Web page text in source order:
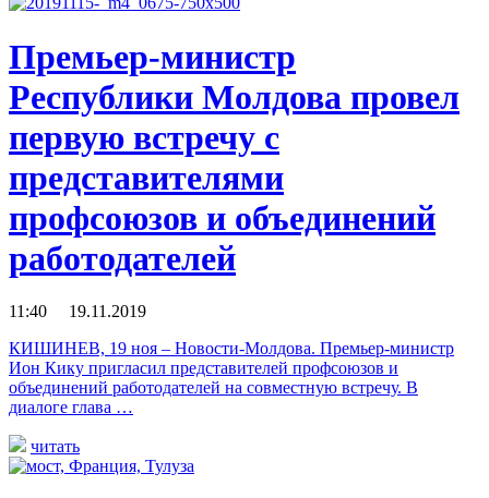
Премьер-министр
Республики Молдова провел
первую встречу с
представителями
профсоюзов и объединений
работодателей
11:40 19.11.2019
КИШИНЕВ, 19 ноя – Новости-Молдова. Премьер-министр
Ион Кику пригласил представителей профсоюзов и
объединений работодателей на совместную встречу. В
диалоге глава …
читать